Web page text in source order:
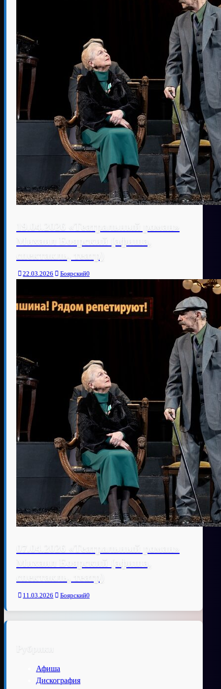
19.04.2026 «Театральный роман»
Михаил Боярский (афиша,
спектакль, театр)
22.03.2026 Боярский0
07.04.2026 «Театральный роман»
Михаил Боярский (афиша,
спектакль, театр)
11.03.2026 Боярский0
Рубрики
Афиша
Дискография